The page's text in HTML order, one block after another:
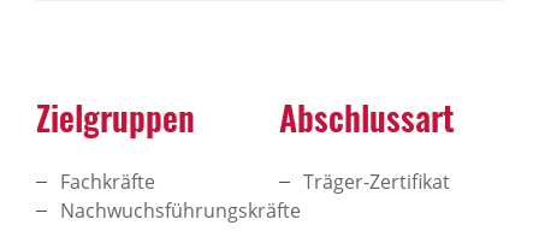
Zielgruppen
Fachkräfte
Nachwuchsführungskräfte
Abschlussart
Träger-Zertifikat